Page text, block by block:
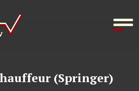
(Springer)